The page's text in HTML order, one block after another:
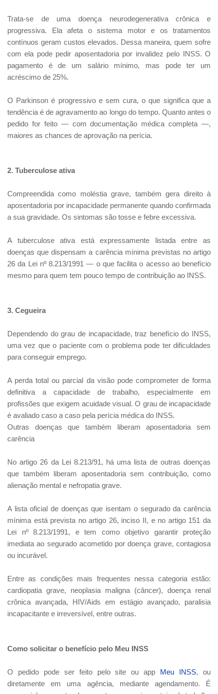
Trata-se de uma doença neurodegenerativa crônica e
progressiva. Ela afeta o sistema motor e os tratamentos
contínuos geram custos elevados. Dessa maneira, quem sofre
com ela pode pedir aposentadoria por invalidez pelo INSS. O
pagamento é de um salário mínimo, mas pode ter um
acréscimo de 25%.
O Parkinson é progressivo e sem cura, o que significa que a
tendência é de agravamento ao longo do tempo. Quanto antes o
pedido for feito — com documentação médica completa —,
maiores as chances de aprovação na perícia.
2. Tuberculose ativa
Compreendida como moléstia grave, também gera direito à
aposentadoria por incapacidade permanente quando confirmada
a sua gravidade. Os sintomas são tosse e febre excessiva.
A tuberculose ativa está expressamente listada entre as
doenças que dispensam a carência mínima previstas no artigo
26 da Lei nº 8.213/1991 — o que facilita o acesso ao benefício
mesmo para quem tem pouco tempo de contribuição ao INSS.
3. Cegueira
Dependendo do grau de incapacidade, traz benefício do INSS,
uma vez que o paciente com o problema pode ter dificuldades
para conseguir emprego.
A perda total ou parcial da visão pode comprometer de forma
definitiva a capacidade de trabalho, especialmente em
profissões que exigem acuidade visual. O grau de incapacidade
é avaliado caso a caso pela perícia médica do INSS.
Outras doenças que também liberam aposentadoria sem
carência
No artigo 26 da Lei 8.213/91, há uma lista de outras doenças
que também liberam aposentadoria sem contribuição, como
alienação mental e nefropatia grave.
A lista oficial de doenças que isentam o segurado da carência
mínima está prevista no artigo 26, inciso II, e no artigo 151 da
Lei nº 8.213/1991, e tem como objetivo garantir proteção
imediata ao segurado acometido por doença grave, contagiosa
ou incurável.
Entre as condições mais frequentes nessa categoria estão:
cardiopatia grave, neoplasia maligna (câncer), doença renal
crônica avançada, HIV/Aids em estágio avançado, paralisia
incapacitante e irreversível, entre outras.
Como solicitar o benefício pelo Meu INSS
O pedido pode ser feito pelo site ou app Meu INSS, ou
diretamente em uma agência, mediante agendamento. É